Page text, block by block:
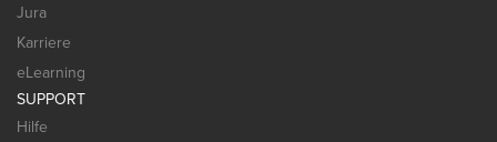
Jura
Karriere
eLearning
SUPPORT
Hilfe